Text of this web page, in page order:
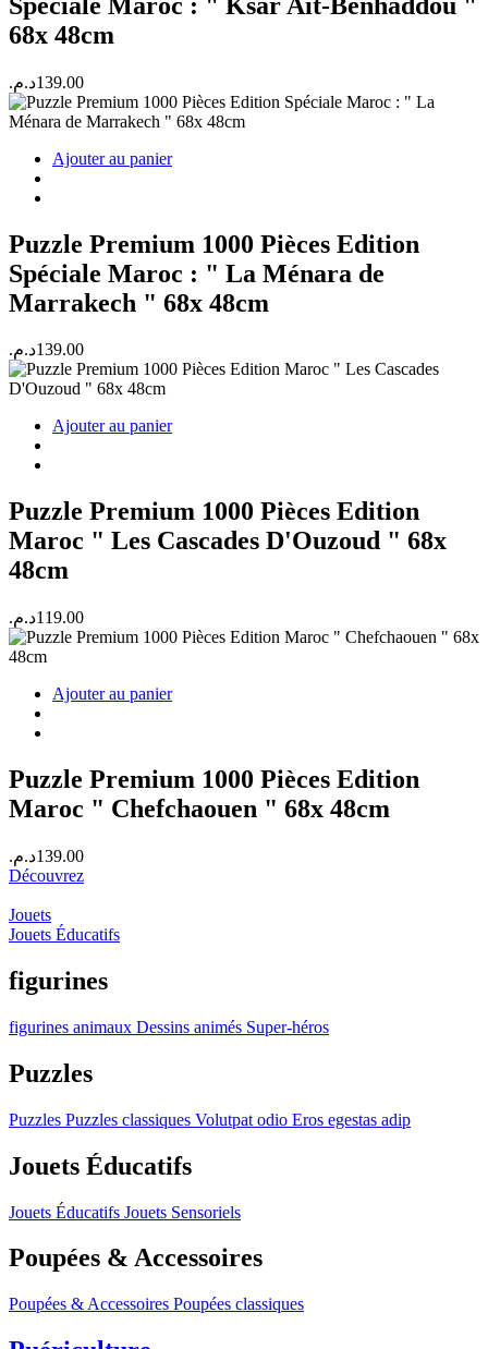
68x 48cm
139.00د.م.
Ajouter au panier
Puzzle Premium 1000 Pièces Edition
Spéciale Maroc : " La Ménara de
Marrakech " 68x 48cm
139.00د.م.
Ajouter au panier
Puzzle Premium 1000 Pièces Edition
Maroc " Les Cascades D'Ouzoud " 68x
48cm
119.00د.م.
Ajouter au panier
Puzzle Premium 1000 Pièces Edition
Maroc " Chefchaouen " 68x 48cm
139.00د.م.
Découvrez
Jouets
Jouets Éducatifs
figurines
figurines animaux Dessins animés Super-héros
Puzzles
Puzzles Puzzles classiques Volutpat odio Eros egestas adip
Jouets Éducatifs
Jouets Éducatifs Jouets Sensoriels
Poupées & Accessoires
Poupées & Accessoires Poupées classiques